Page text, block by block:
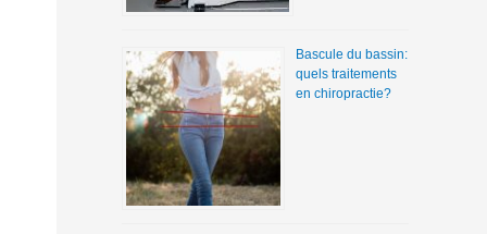
Bascule du bassin:
quels traitements
en chiropractie?